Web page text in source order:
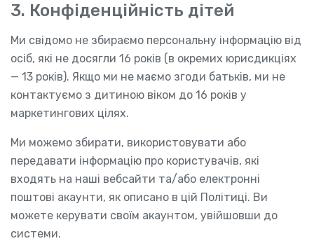
3. Конфіденційність дітей
Ми свідомо не збираємо персональну інформацію від
осіб, які не досягли 16 років (в окремих юрисдикціях
— 13 років). Якщо ми не маємо згоди батьків, ми не
контактуємо з дитиною віком до 16 років у
маркетингових цілях.
Ми можемо збирати, використовувати або
передавати інформацію про користувачів, які
входять на наші вебсайти та/або електронні
поштові акаунти, як описано в цій Політиці. Ви
можете керувати своїм акаунтом, увійшовши до
системи.